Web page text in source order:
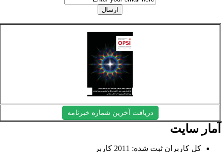
دریافت آخرین شماره خبرنامه
سایت
کل کاربران ثبت شده: 2011 کاربر